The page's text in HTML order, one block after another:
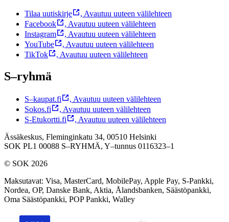
Tilaa uutiskirje , Avautuu uuteen välilehteen
Facebook
, Avautuu uuteen välilehteen
Instagram
, Avautuu uuteen välilehteen
YouTube
, Avautuu uuteen välilehteen
TikTok
, Avautuu uuteen välilehteen
S–ryhmä
S–kaupat.fi , Avautuu uuteen välilehteen
Sokos.fi
, Avautuu uuteen välilehteen
S-Etukortti.fi
, Avautuu uuteen välilehteen
Ässäkeskus, Fleminginkatu 34, 00510 Helsinki
SOK PL1 00088 S–RYHMÄ, Y–tunnus 0116323–1
© SOK 2026
Maksutavat: Visa, MasterCard, MobilePay, Apple Pay, S-Pankki,
Nordea, OP, Danske Bank, Aktia, Ålandsbanken, Säästöpankki,
Oma Säästöpankki, POP Pankki, Walley